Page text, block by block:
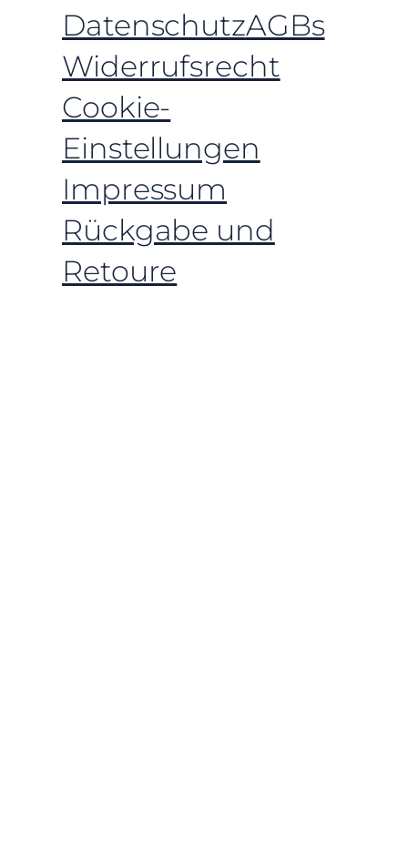
DatenschutzAGBs
Widerrufsrecht
Cookie-
Einstellungen
Impressum
Rückgabe und
Retoure